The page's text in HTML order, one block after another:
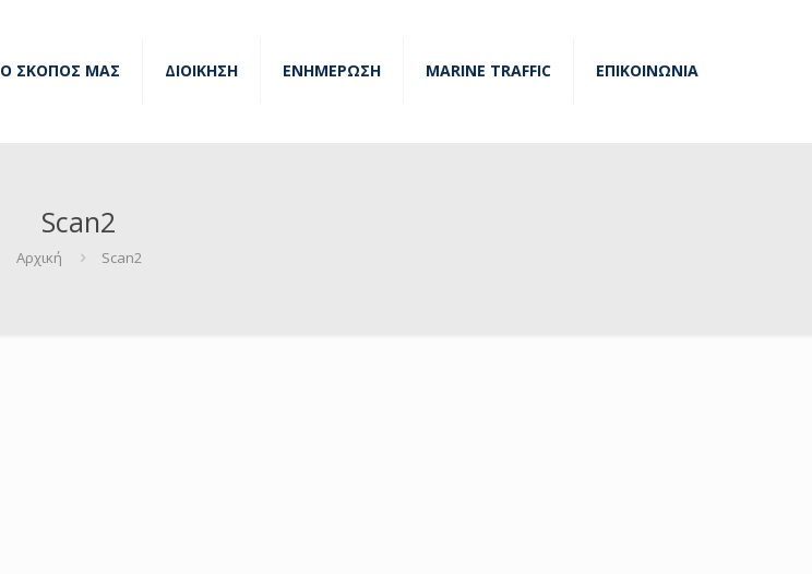
Ο ΣΚΟΠΟΣ ΜΑΣ ΔΙΟΙΚΗΣΗ ΕΝΗΜΕΡΩΣΗ MARINE TRAFFIC ΕΠΙΚΟΙΝΩΝΙΑ
Scan2
Αρχική Scan2